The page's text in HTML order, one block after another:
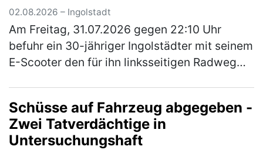
02.08.2026 – Ingolstadt
Am Freitag, 31.07.2026 gegen 22:10 Uhr
befuhr ein 30-jähriger Ingolstädter mit seinem
E-Scooter den für ihn linksseitigen Radweg
Schüsse auf Fahrzeug abgegeben -
Zwei Tatverdächtige in
Untersuchungshaft